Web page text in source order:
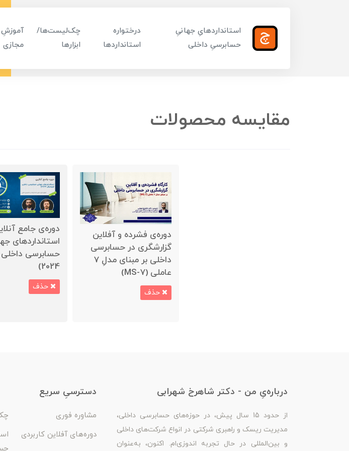
استانداردهایِ جهانیِ
حسابرسیِ داخلی
درختواره
استانداردها
چک‌لیست‌ها/
ابزارها
آموزشِ
مجازی
مقایسه محصولات
دوره‌ی فشرده و آفلاین
گزارشگری در حسابرسی
داخلی بر مبنای مدلِ 7
عاملی (MS-7)
حذف
دوره‌ی جامع
استانداردهای
حسابرسی داخلی
2024)
حذف
درباره‌یِ من - دکتر شاهرخ شهرابی
از حدود 15 سال پیش، در حوزه‌های حسابرسی داخلی،
مدیریت ریسک و راهبری شرکتی در انواع شرکت‌های داخلی
و بین‌المللی در حال تجربه اندوزی‌ام. اکنون، به‌عنوان
دسترسیِ سریع
مشاوره فوری
دوره‌های آفلاین کاربردی